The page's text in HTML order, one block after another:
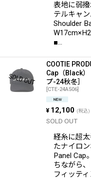
表地に弱
テルキャ
Shoulder
■…
COOTIE
Cap（Black
プ-24秋冬］
[CTE-24A506]
¥ 12,100 (税込)
SOLD OUT
経糸に超
たナイロ
Panel Cap
ちながら
フィッテ